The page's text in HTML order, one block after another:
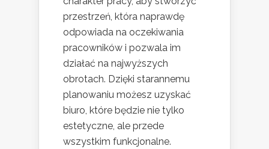
przestrzeń, która naprawdę
odpowiada na oczekiwania
pracowników i pozwala im
działać na najwyższych
obrotach. Dzięki starannemu
planowaniu możesz uzyskać
biuro, które będzie nie tylko
estetyczne, ale przede
wszystkim funkcjonalne.